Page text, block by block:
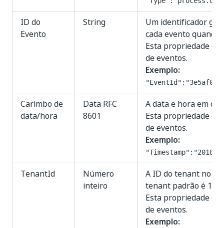
ID do
Evento
String
Um identificador
cada evento quando
Esta propriedade é
de eventos.
Exemplo:
Carimbo de
data/hora
Data RFC
8601
A data e hora em
Esta propriedade é
de eventos.
Exemplo:
"Timestamp":"2018-
TenantId
Número
inteiro
A ID do tenant no
tenant padrão é 1.
Esta propriedade é
de eventos.
Exemplo: